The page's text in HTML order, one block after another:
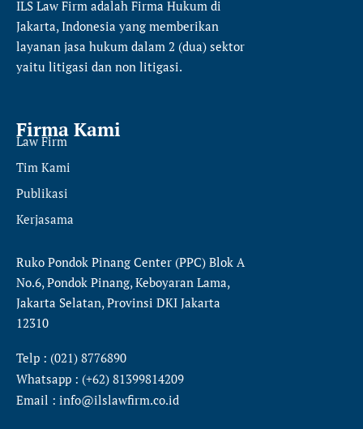
ILS Law Firm adalah Firma Hukum di
Jakarta, Indonesia yang memberikan
layanan jasa hukum dalam 2 (dua) sektor
yaitu litigasi dan non litigasi.
Firma Kami
Law Firm
Tim Kami
Publikasi
Kerjasama
Ruko Pondok Pinang Center (PPC) Blok A
No.6, Pondok Pinang, Keboyaran Lama,
Jakarta Selatan, Provinsi DKI Jakarta
12310
Telp : (021) 8776890
Whatsapp : (+62) 81399814209
Email : info@ilslawfirm.co.id